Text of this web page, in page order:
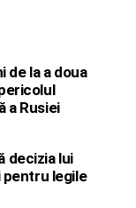
de la a doua
a Rusiei
decizia lui
pentru legile